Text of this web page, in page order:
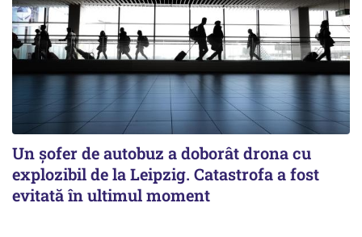
Un șofer de autobuz a doborât drona cu
explozibil de la Leipzig. Catastrofa a fost
evitată în ultimul moment